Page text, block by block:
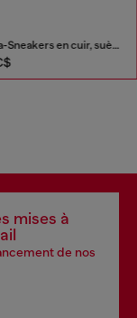
S-Pagodha-Sneakers en cuir, suède et tissu indéchirable
mises à
de nos